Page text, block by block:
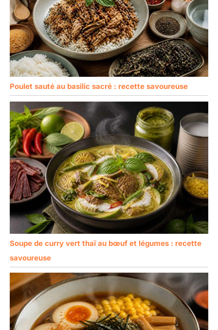
Poulet sauté au basilic sacré : recette savoureuse
Soupe de curry vert thaï au bœuf et légumes : recette
savoureuse